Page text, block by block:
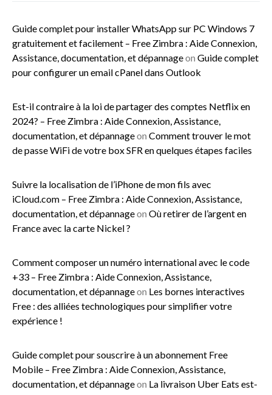
Guide complet pour installer WhatsApp sur PC Windows 7
gratuitement et facilement – Free Zimbra : Aide Connexion,
Assistance, documentation, et dépannageon Guide complet
pour configurer un email cPanel dans Outlook
Est-il contraire à la loi de partager des comptes Netflix en
2024? – Free Zimbra : Aide Connexion, Assistance,
documentation, et dépannageon Comment trouver le mot
de passe WiFi de votre box SFR en quelques étapes faciles
Suivre la localisation de l’iPhone de mon fils avec
iCloud.com – Free Zimbra : Aide Connexion, Assistance,
documentation, et dépannageon Où retirer de l’argent en
France avec la carte Nickel ?
Comment composer un numéro international avec le code
+33 – Free Zimbra : Aide Connexion, Assistance,
documentation, et dépannageon Les bornes interactives
Free : des alliées technologiques pour simplifier votre
expérience !
Guide complet pour souscrire à un abonnement Free
Mobile – Free Zimbra : Aide Connexion, Assistance,
documentation, et dépannageon La livraison Uber Eats est-